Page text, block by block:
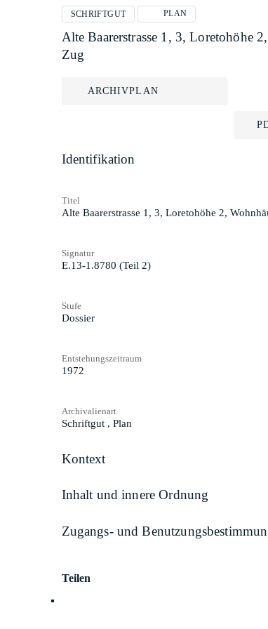
SCHRIFTGUT PLAN
Alte Baarerstrasse 1, 3, Loretohöhe
Zug
ARCHIVPLAN
Identifikation
Titel
Alte Baarerstrasse 1, 3, Loretohöhe 2,
Signatur
E.13-1.8780 (Teil 2)
Stufe
Dossier
Entstehungszeitraum
1972
Archivalienart
Schriftgut , Plan
Kontext
Inhalt und innere Ordnung
Zugangs- und
Teilen